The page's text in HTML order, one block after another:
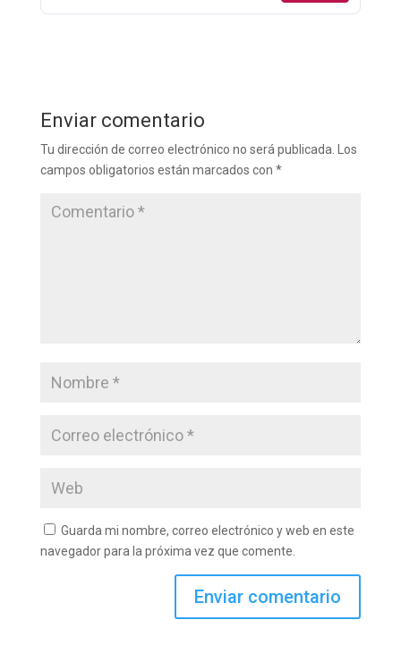
Enviar comentario
Tu dirección de correo electrónico no será publicada.
Los
campos obligatorios están marcados con *
Guarda mi nombre, correo electrónico y web en este
navegador para la próxima vez que comente.